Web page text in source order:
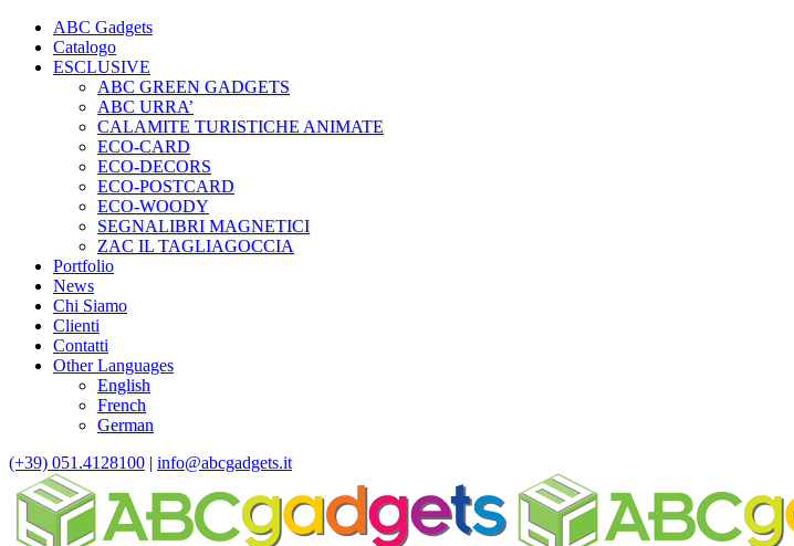
ABC Gadgets
Catalogo
ESCLUSIVE
ABC GREEN GADGETS
ABC URRA’
CALAMITE TURISTICHE ANIMATE
ECO-CARD
ECO-DECORS
ECO-POSTCARD
ECO-WOODY
SEGNALIBRI MAGNETICI
ZAC IL TAGLIAGOCCIA
Portfolio
News
Chi Siamo
Clienti
Contatti
Other Languages
English
French
German
(+39) 051.4128100 | info@abcgadgets.it